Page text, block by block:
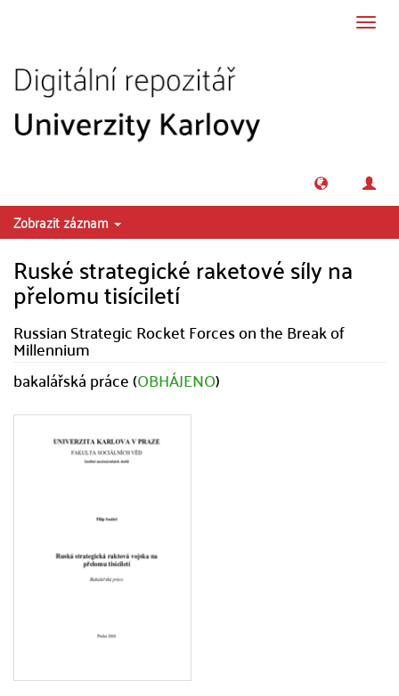
Zobrazit záznam
Ruské strategické raketové síly na
přelomu tisíciletí
Russian Strategic Rocket Forces on the Break of
Millennium
bakalářská práce (OBHÁJENO)